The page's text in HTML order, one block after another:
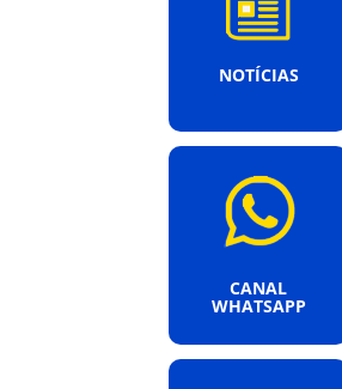
NOTÍCIAS
CANAL
WHATSAPP